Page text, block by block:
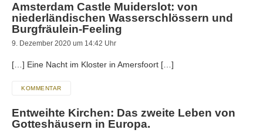
Amsterdam Castle Muiderslot: von
niederländischen Wasserschlössern und
Burgfräulein-Feeling
9. Dezember 2020 um 14:42 Uhr
[…] Eine Nacht im Kloster in Amersfoort […]
KOMMENTAR
Entweihte Kirchen: Das zweite Leben von
Gotteshäusern in Europa.